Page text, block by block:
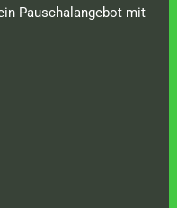
Pauschalangebot mit